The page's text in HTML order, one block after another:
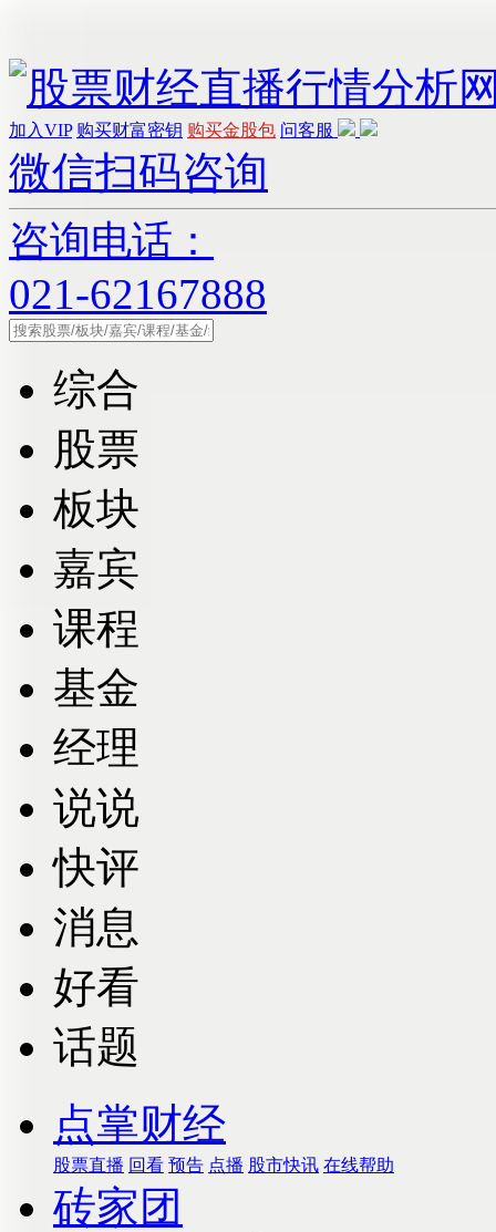
加入VIP 购买财富密钥 购买金股包 问客服
微信扫码咨询
咨询电话：
021-62167888
综合
股票
板块
嘉宾
课程
基金
经理
说说
快评
消息
好看
话题
点掌财经
股票直播 回看 预告 点播 股市快讯 在线帮助
砖家团